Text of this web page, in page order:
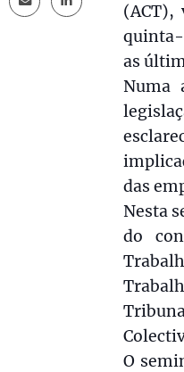
(ACT),
quinta-
as
Numa
das
Nesta
do
O